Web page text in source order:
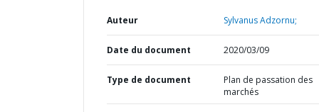
Auteur Sylvanus Adzornu;
Date du document 2020/03/09
Type de document
Plan de passation des
marchés